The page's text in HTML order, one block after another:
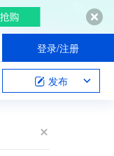
登录/注册
发布